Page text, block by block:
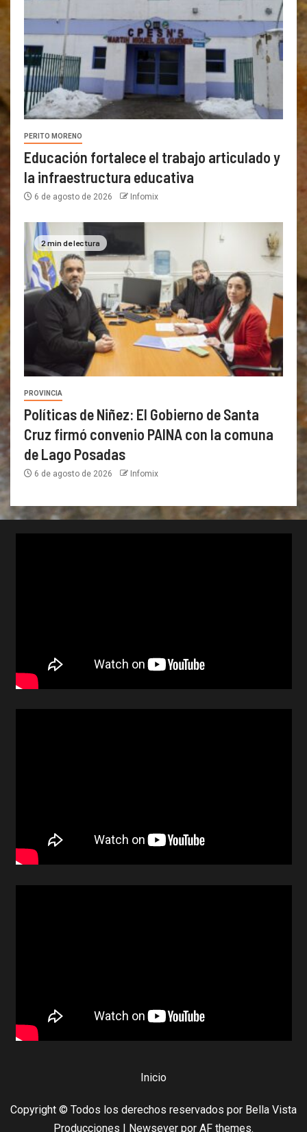
PERITO MORENO
Educación fortalece el trabajo articulado y
la infraestructura educativa
6 de agosto de 2026 Infomix
2 min de lectura
PROVINCIA
Políticas de Niñez: El Gobierno de Santa
Cruz firmó convenio PAINA con la comuna
de Lago Posadas
6 de agosto de 2026 Infomix
Inicio
Copyright © Todos los derechos reservados por Bella Vista
Producciones | Newsever por AF themes.